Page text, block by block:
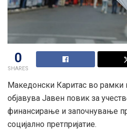
0
SHARES
Македонски Каритас во рамки
објавува Јавен повик за
финансирање и започнување
социјално претпријатие.